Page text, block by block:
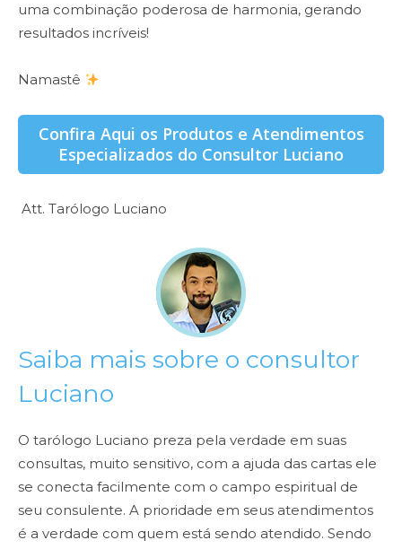
uma combinação poderosa de harmonia, gerando
resultados incríveis!
Namastê
Confira Aqui os Produtos e Atendimentos
Especializados do Consultor Luciano
Att. Tarólogo Luciano
Saiba mais sobre o consultor
Luciano
O tarólogo Luciano preza pela verdade em suas
consultas, muito sensitivo, com a ajuda das cartas ele
se conecta facilmente com o campo espiritual de
seu consulente. A prioridade em seus atendimentos
é a verdade com quem está sendo atendido. Sendo